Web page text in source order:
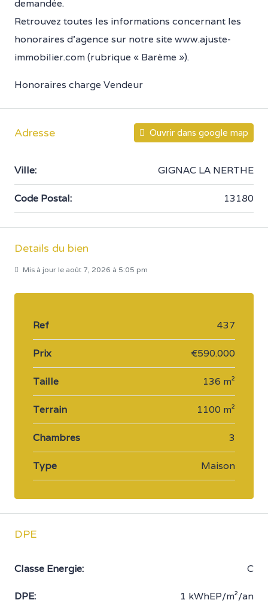
demandée.
Retrouvez toutes les informations concernant les
honoraires d’agence sur notre site www.ajuste-
immobilier.com (rubrique « Barème »).
Honoraires charge Vendeur
Adresse Ouvrir dans google map
Ville: GIGNAC LA NERTHE
Code Postal: 13180
Details du bien
Mis à jour le août 7, 2026 à 5:05 pm
Ref 437
Prix €590.000
Taille 136 m²
Terrain 1100 m²
Chambres 3
Type Maison
DPE
Classe Energie: C
DPE: 1 kWhEP/m²/an